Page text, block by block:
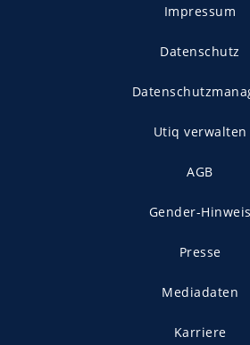
Impressum
Datenschutz
Utiq verwalten
AGB
Gender-Hinweis
Presse
Mediadaten
Karriere